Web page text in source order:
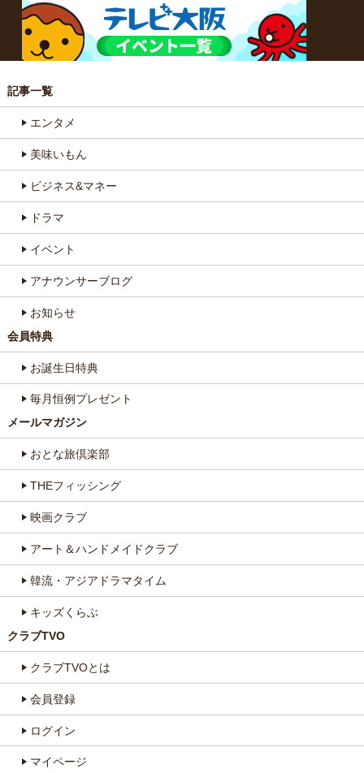
記事一覧
エンタメ
美味いもん
ビジネス&マネー
ドラマ
イベント
アナウンサーブログ
お知らせ
会員特典
お誕生日特典
毎月恒例プレゼント
メールマガジン
おとな旅倶楽部
THEフィッシング
映画クラブ
アート＆ハンドメイドクラブ
韓流・アジアドラマタイム
キッズくらぶ
クラブTVO
クラブTVOとは
会員登録
ログイン
マイページ